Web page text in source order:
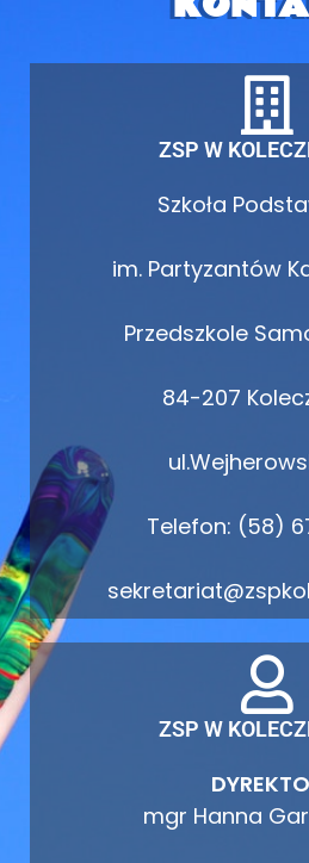
ZSP W
Szkoła
im. Partyzantów
Przedszkole
84-207
Telefon: (58)
ZSP W
mgr Hanna